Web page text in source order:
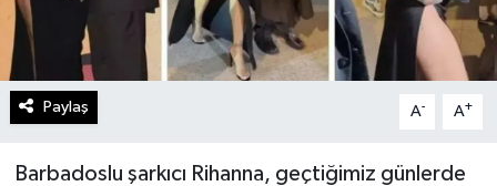
Paylaş A- A+
Barbadoslu şarkıcı Rihanna, geçtiğimiz günlerde
Lider Haber TV Canlı Yayın izle